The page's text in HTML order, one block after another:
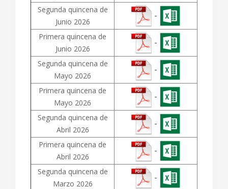
Segunda quincena de
Junio 2026
-
Primera quincena de
Junio 2026
-
Segunda quincena de
Mayo 2026
-
Primera quincena de
Mayo 2026
-
Segunda quincena de
Abril 2026
-
Primera quincena de
Abril 2026
-
Segunda quincena de
Marzo 2026
-